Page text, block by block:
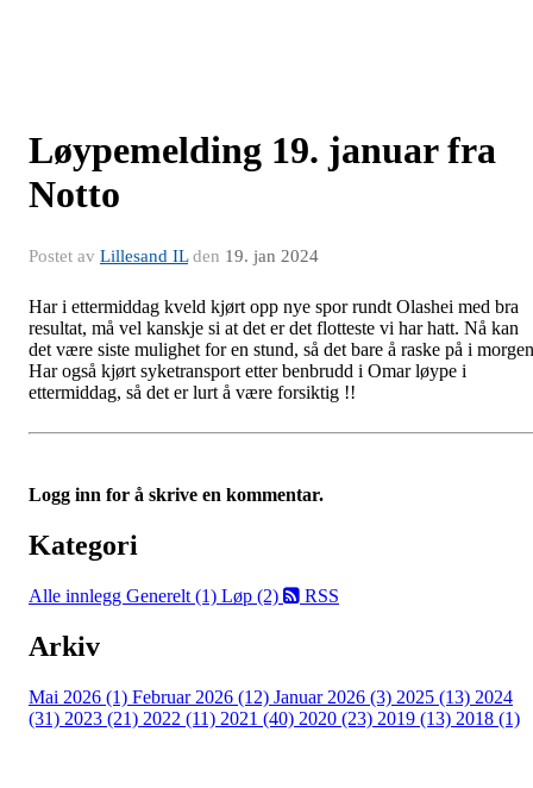
Løypemelding 19. januar fra
Notto
Postet av Lillesand ILden 19. jan 2024
Har i ettermiddag kveld kjørt opp nye spor rundt Olashei med bra
resultat, må vel kanskje si at det er det flotteste vi har hatt. Nå kan
det være siste mulighet for en stund, så det bare å raske på i
Har også kjørt syketransport etter benbrudd i Omar løype i
ettermiddag, så det er lurt å være forsiktig !!
Logg inn for å skrive en kommentar.
Kategori
Alle innlegg Generelt (1) Løp (2) RSS
Arkiv
Mai 2026 (1) Februar 2026 (12) Januar 2026 (3) 2025 (13) 2024
(31) 2023 (21) 2022 (11) 2021 (40) 2020 (23) 2019 (13) 2018 (1)